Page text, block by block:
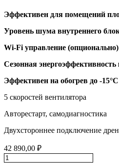
Эффективен для помещений
Уровень шума внутреннего
Wi-Fi управление (опционально)
Сезонная энергоэффективность
Эффективен на обогрев до -15°C
5 скоростей вентилятора
Авторестарт, самодиагностика
Двухстороннее подключение
42 890,00 ₽
Количество